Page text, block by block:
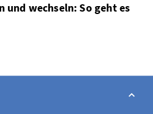
und wechseln: So geht es